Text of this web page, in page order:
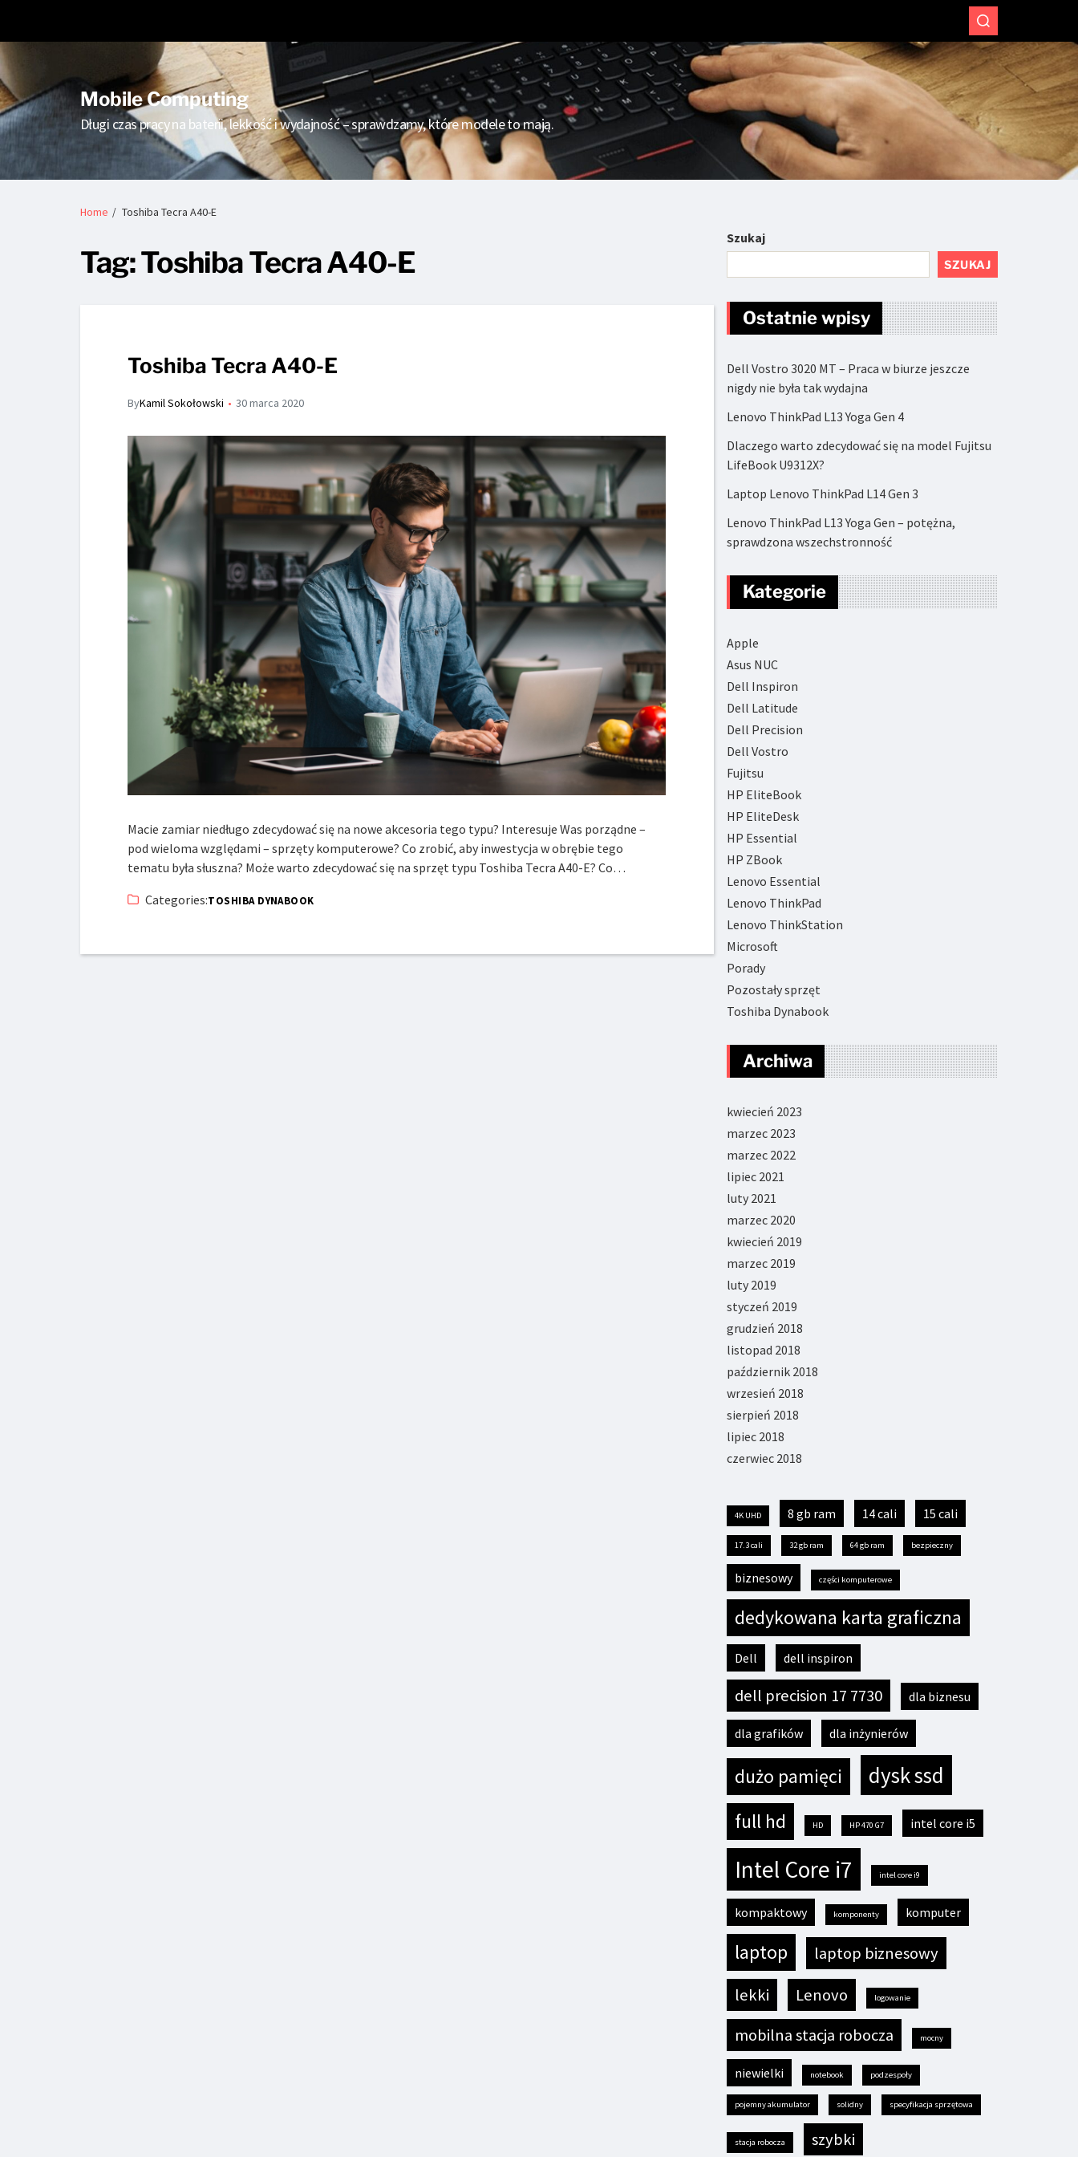
Strona główna Dell HP Lenovo Porady Dla kogo? O nas
Mobile Computing
Długi czas pracy na baterii, lekkość i wydajność – sprawdzamy, które modele to mają.
Home Toshiba Tecra A40-E
Tag:Toshiba Tecra A40-E
Toshiba Tecra A40-E
ByKamil Sokołowski 30 marca 2020
Macie zamiar niedługo zdecydować się na nowe akcesoria tego typu? Interesuje Was porządne –
pod wieloma względami – sprzęty komputerowe? Co zrobić, aby inwestycja w obrębie tego
tematu była słuszna? Może warto zdecydować się na sprzęt typu Toshiba Tecra A40-E? Co…
Categories:TOSHIBA DYNABOOK
Szukaj
SZUKAJ
Ostatnie wpisy
Dell Vostro 3020 MT – Praca w biurze jeszcze
nigdy nie była tak wydajna
Lenovo ThinkPad L13 Yoga Gen 4
Dlaczego warto zdecydować się na model Fujitsu
LifeBook U9312X?
Laptop Lenovo ThinkPad L14 Gen 3
Lenovo ThinkPad L13 Yoga Gen – potężna,
sprawdzona wszechstronność
Kategorie
Apple
Asus NUC
Dell Inspiron
Dell Latitude
Dell Precision
Dell Vostro
Fujitsu
HP EliteBook
HP EliteDesk
HP Essential
HP ZBook
Lenovo Essential
Lenovo ThinkPad
Lenovo ThinkStation
Microsoft
Porady
Pozostały sprzęt
Toshiba Dynabook
Archiwa
kwiecień 2023
marzec 2023
marzec 2022
lipiec 2021
luty 2021
marzec 2020
kwiecień 2019
marzec 2019
luty 2019
styczeń 2019
grudzień 2018
listopad 2018
październik 2018
wrzesień 2018
sierpień 2018
lipiec 2018
czerwiec 2018
4K UHD 8 gb ram 14 cali 15 cali
17.3 cali 32 gb ram 64 gb ram bezpieczny
biznesowy części komputerowe
dedykowana karta graficzna
Dell dell inspiron
dell precision 17 7730 dla biznesu
dla grafików dla inżynierów
dużo pamięci dysk ssd
full hd HD HP 470 G7 intel core i5
Intel Core i7 intel core i9
kompaktowy komponenty komputer
laptop
laptop biznesowy
lekki
Lenovo logowanie
mobilna stacja robocza mocny
niewielki notebook podzespoły
pojemny akumulator solidny specyfikacja sprzętowa
stacja robocza szybki